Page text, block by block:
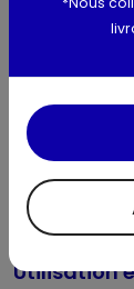
Utilisation
et protéines de
farine de
arôme naturel
vanille,
pistaches.
Allergènes :